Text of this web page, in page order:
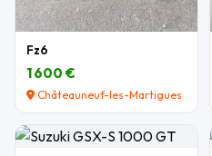
Fz6
1 600 €
Châteauneuf-les-Martigues